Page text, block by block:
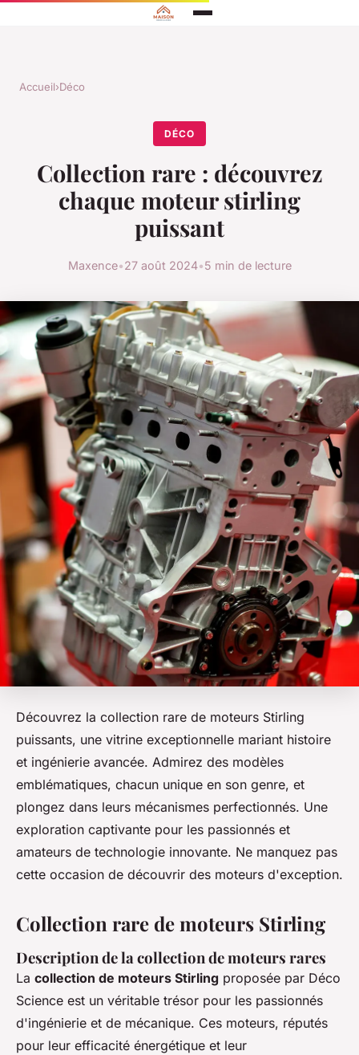
Accueil›Déco
DÉCO
Collection rare : découvrez
chaque moteur stirling
puissant
Maxence•27 août 2024•5 min de lecture
Découvrez la collection rare de moteurs Stirling
puissants, une vitrine exceptionnelle mariant histoire
et ingénierie avancée. Admirez des modèles
emblématiques, chacun unique en son genre, et
plongez dans leurs mécanismes perfectionnés. Une
exploration captivante pour les passionnés et
amateurs de technologie innovante. Ne manquez pas
cette occasion de découvrir des moteurs d'exception.
Collection rare de moteurs Stirling
Description de la collection de moteurs rares
La collection de moteurs Stirling proposée par Déco
Science est un véritable trésor pour les passionnés
d'ingénierie et de mécanique. Ces moteurs, réputés
pour leur efficacité énergétique et leur